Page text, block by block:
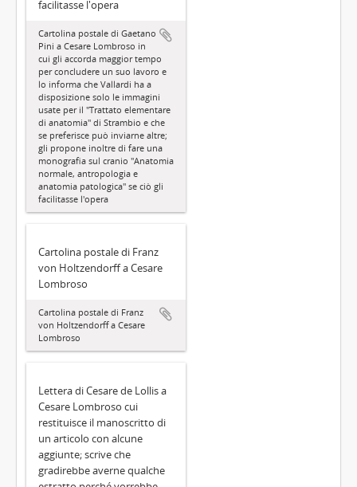
facilitasse l'opera
Cartolina postale di Gaetano
Pini a Cesare Lombroso in
cui gli accorda maggior tempo
per concludere un suo lavoro e
lo informa che Vallardi ha a
disposizione solo le immagini
usate per il "Trattato elementare
di anatomia" di Strambio e che
se preferisce può inviarne altre;
gli propone inoltre di fare una
monografia sul cranio "Anatomia
normale, antropologia e
anatomia patologica" se ciò gli
facilitasse l'opera
Cartolina postale di Franz
von Holtzendorff a Cesare
Lombroso
Cartolina postale di Franz
von Holtzendorff a Cesare
Lombroso
Lettera di Cesare de Lollis a
Cesare Lombroso cui
restituisce il manoscritto di
un articolo con alcune
aggiunte; scrive che
gradirebbe averne qualche